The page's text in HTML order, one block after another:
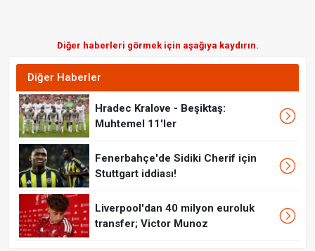
Diğer haberleri görmek için aşağıya kaydırın.
Diğer Haberler
Hradec Kralove - Beşiktaş:
Muhtemel 11'ler
Fenerbahçe'de Sidiki Cherif için
Stuttgart iddiası!
Liverpool'dan 40 milyon euroluk
transfer; Victor Munoz